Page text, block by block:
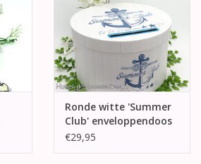
Ronde witte 'Summer
Club' enveloppendoos
€29,95